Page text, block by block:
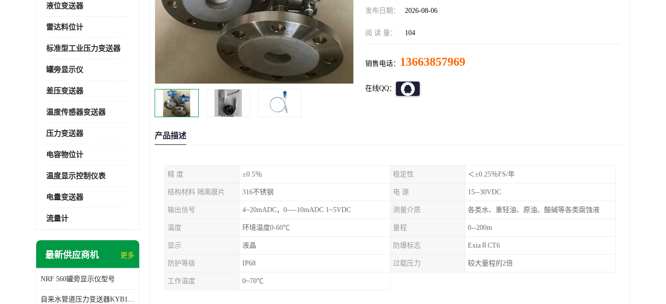
液位变送器
雷达料位计
标准型工业压力变送器
罐旁显示仪
差压变送器
温度传感器变送器
压力变送器
电容物位计
温度显示控制仪表
电量变送器
流量计
最新供应商机 更多
NRF 560罐旁显示仪型号
自来水管道压力变送器KYB11G03M2型号 使用方便
发布日期： 2026-08-06
阅 读 量： 104
销售电话： 13663857969
在线QQ：
产品描述
精 度 ±0.5％ 稳定性 ＜±0.25％FS/年
结构材料 隔离膜片 316不锈钢 电 源 15--30VDC
输出信号 4~20mADC，0----10mADC 1~5VDC 测量介质 各类水、重轻油、原油、酸碱等各类腐蚀液
温度 环境温度0-60℃ 量程 0--200m
显示 液晶 防爆标志 ExiaⅡCT6
防护等级 IP68 过载压力 较大量程的2倍
工作温度 0~70℃